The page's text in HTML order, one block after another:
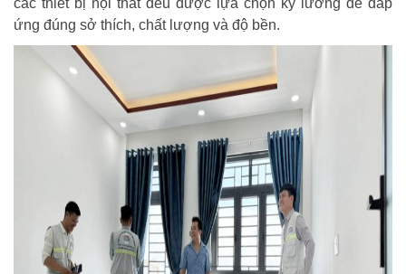
các thiết bị nội thất đều được lựa chọn kỹ lưỡng để đáp
ứng đúng sở thích, chất lượng và độ bền.